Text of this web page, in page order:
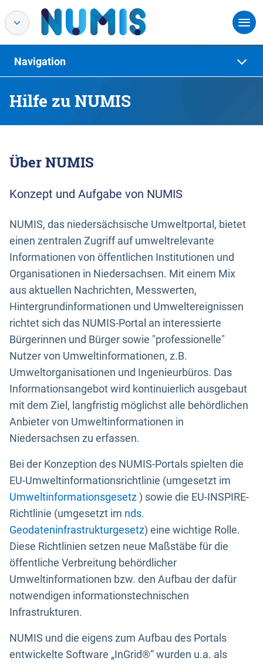
Hilfe zu NUMIS
Navigation
Über NUMIS
Konzept und Aufgabe von NUMIS
NUMIS, das niedersächsische Umweltportal, bietet
einen zentralen Zugriff auf umweltrelevante
Informationen von öffentlichen Institutionen und
Organisationen in Niedersachsen. Mit einem Mix
aus aktuellen Nachrichten, Messwerten,
Hintergrundinformationen und Umweltereignissen
richtet sich das NUMIS-Portal an interessierte
Bürgerinnen und Bürger sowie "professionelle"
Nutzer von Umweltinformationen, z.B.
Umweltorganisationen und Ingenieurbüros. Das
Informationsangebot wird kontinuierlich ausgebaut
mit dem Ziel, langfristig möglichst alle behördlichen
Anbieter von Umweltinformationen in
Niedersachsen zu erfassen.
Bei der Konzeption des NUMIS-Portals spielten die
EU-Umweltinformationsrichtlinie (umgesetzt im
Umweltinformationsgesetz) sowie die EU-INSPIRE-
Richtlinie (umgesetzt im nds.
Geodateninfrastrukturgesetz) eine wichtige Rolle.
Diese Richtlinien setzen neue Maßstäbe für die
öffentliche Verbreitung behördlicher
Umweltinformationen bzw. den Aufbau der dafür
notwendigen informationstechnischen
Infrastrukturen.
NUMIS und die eigens zum Aufbau des Portals
entwickelte Software „InGrid®“ wurden u.a. als